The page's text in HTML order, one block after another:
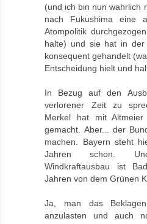
(und ich bin nun wahrlich
nach Fukushima eine
Atompolitik
halte) und sie hat in der
konsequent gehandelt
Entscheidung hielt und
In Bezug auf den
verlorener Zeit zu
Merkel hat mit
gemacht. Aber... der
machen. Bayern steht
Jahren schon.
Windkraftausbau ist
Jahren von dem Grünen
Ja, man das
anzulasten und auch